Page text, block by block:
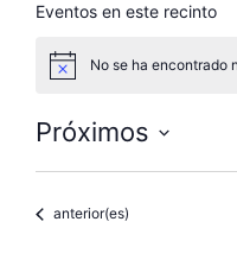
Eventos en este recinto
s
No se ha encontrado
Próximos
S
l
Eventos
anterior(es)